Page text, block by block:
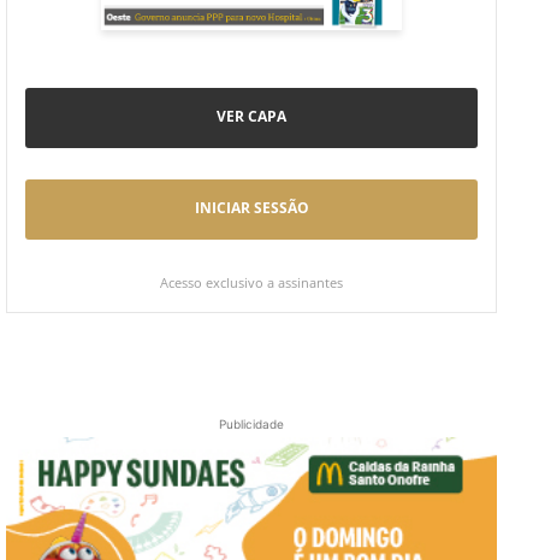
VER CAPA
INICIAR SESSÃO
Acesso exclusivo a assinantes
Publicidade